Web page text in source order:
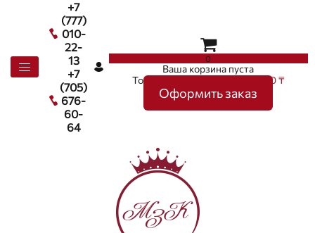
+7
(777)
010-
22-
13
+7
(705)
676-
60-
64
0
Ваша корзина пуста
Товаров в корзине
на сумму0 ₸
Оформить заказ